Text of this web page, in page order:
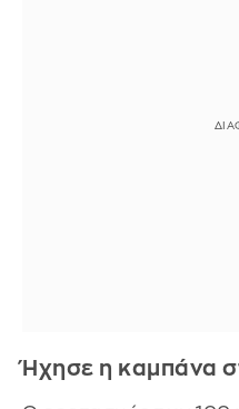
Ήχησε η καμπάνα